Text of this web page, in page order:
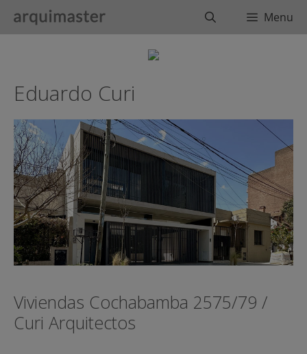
BuscarMenu
Eduardo Curi
Viviendas Cochabamba 2575/79 /
Curi Arquitectos